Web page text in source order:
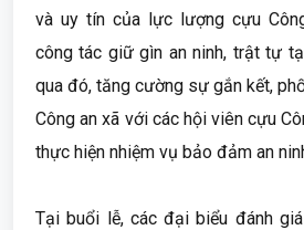
và uy tín của lực lượng cựu
công tác giữ gìn an ninh, trật tự
qua đó, tăng cường sự gắn kết,
Công an xã với các hội viên cựu
thực hiện nhiệm vụ bảo đảm an
Tại buổi lễ, các đại biểu đánh